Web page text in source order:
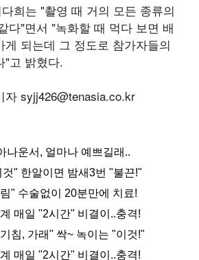
희는 "촬영 때 거의 모든 종류의
다"면서 "녹화할 때 먹다 보면 배
게 되는데 그 정도로 참가자들의
"고 밝혔다.
자 syjj426@tenasia.co.kr